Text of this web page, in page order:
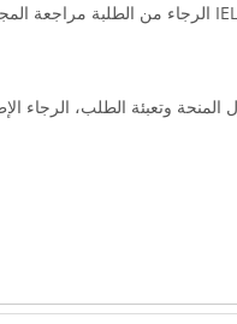
الرجاء من الطلبة مراجعة
وتعبئة الطلب، الرجاء